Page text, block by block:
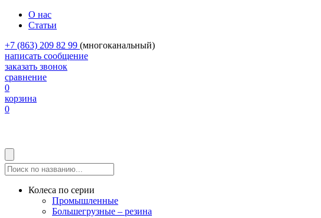
О нас
Статьи
+7 (863) 209 82 99 (многоканальный)
написать сообщение
заказать звонок
сравнение
0
корзина
0
Колеса по серии
Промышленные
Большегрузные – резина